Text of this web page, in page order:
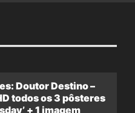
Doutor Destino –
todos os 3 pôsteres
+ 1 imagem